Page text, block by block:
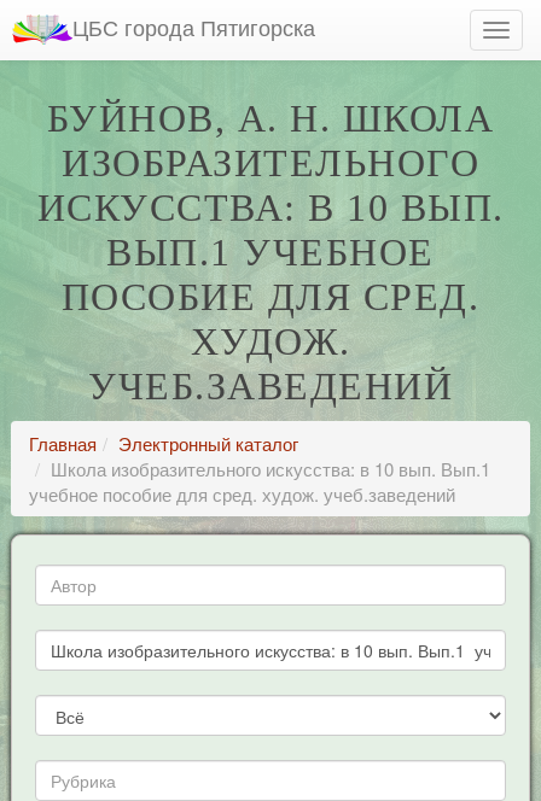
ЦБС города Пятигорска
БУЙНОВ, А. Н. ШКОЛА
ИЗОБРАЗИТЕЛЬНОГО
ИСКУССТВА: В 10 ВЫП.
ВЫП.1 УЧЕБНОЕ
ПОСОБИЕ ДЛЯ СРЕД.
ХУДОЖ.
УЧЕБ.ЗАВЕДЕНИЙ
Главная
Электронный каталог
Школа изобразительного искусства: в 10 вып. Вып.1
учебное пособие для сред. худож. учеб.заведений